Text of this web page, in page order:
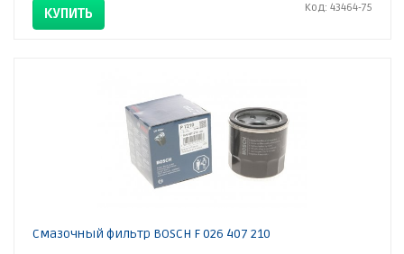
КУПИТЬ Код: 43464-75
Смазочный фильтр BOSCH F 026 407 210